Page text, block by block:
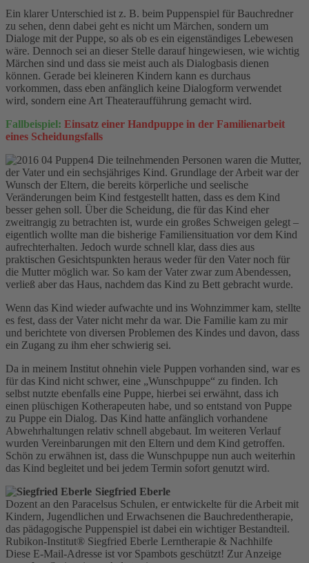
Ein klarer Unterschied ist z. B. beim Puppenspiel für Bauchredner
zu sehen, denn dabei geht es nicht um Märchen, sondern um
Dialoge mit der Puppe, so als ob es ein eigenständiges Lebewesen
wäre. Dennoch sei an dieser Stelle darauf hingewiesen, wie wichtig
Märchen sind und dass sie meist auch als Dialogbasis dienen
können. Gerade bei kleineren Kindern kann es durchaus
vorkommen, dass eben anfänglich keine Dialogform verwendet
wird, sondern eine Art Theateraufführung gemacht wird.
Fallbeispiel: Einsatz einer Handpuppe in der Familienarbeit
eines Scheidungsfalls
Die teilnehmenden Personen waren die Mutter,
der Vater und ein sechsjähriges Kind. Grundlage der Arbeit war der
Wunsch der Eltern, die bereits körperliche und seelische
Veränderungen beim Kind festgestellt hatten, dass es dem Kind
besser gehen soll. Über die Scheidung, die für das Kind eher
zweitrangig zu betrachten ist, wurde ein großes Schweigen gelegt –
eigentlich wollte man die bisherige Familiensituation vor dem Kind
aufrechterhalten. Jedoch wurde schnell klar, dass dies aus
praktischen Gesichtspunkten heraus weder für den Vater noch für
die Mutter möglich war. So kam der Vater zwar zum Abendessen,
verließ aber das Haus, nachdem das Kind zu Bett gebracht wurde.
Wenn das Kind wieder aufwachte und ins Wohnzimmer kam, stellte
es fest, dass der Vater nicht mehr da war. Die Familie kam zu mir
und berichtete von diversen Problemen des Kindes und davon, dass
ein Zugang zu ihm eher schwierig sei.
Da in meinem Institut ohnehin viele Puppen vorhanden sind, war es
für das Kind nicht schwer, eine „Wunschpuppe“ zu finden. Ich
selbst nutzte ebenfalls eine Puppe, hierbei sei erwähnt, dass ich
einen plüschigen Kotherapeuten habe, und so entstand von Puppe
zu Puppe ein Dialog. Das Kind hatte anfänglich vorhandene
Abwehrhaltungen relativ schnell abgebaut. Im weiteren Verlauf
wurden Vereinbarungen mit den Eltern und dem Kind getroffen.
Schön zu erwähnen ist, dass die Wunschpuppe nun auch weiterhin
das Kind begleitet und bei jedem Termin sofort genutzt wird.
Siegfried Eberle
Dozent an den Paracelsus Schulen, er entwickelte für die Arbeit mit
Kindern, Jugendlichen und Erwachsenen die Bauchredentherapie,
das pädagogische Puppenspiel ist dabei ein wichtiger Bestandteil.
Rubikon-Institut® Siegfried Eberle Lerntherapie & Nachhilfe
Diese E-Mail-Adresse ist vor Spambots geschützt! Zur Anzeige